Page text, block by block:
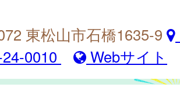
東松山市石橋1635-9
0010
Webサイト